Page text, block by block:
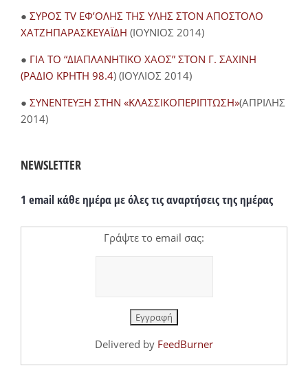
● ΣΥΡΟΣ TV ΕΦ’ΟΛΗΣ ΤΗΣ ΥΛΗΣ ΣΤΟΝ ΑΠΟΣΤΟΛΟ
ΧΑΤΖΗΠΑΡΑΣΚΕΥΑΪΔΗ (ΙΟΥΝΙΟΣ 2014)
● ΓΙΑ ΤΟ “ΔΙΑΠΛΑΝΗΤΙΚΟ ΧΑΟΣ” ΣΤΟΝ Γ. ΣΑΧΙΝΗ
(ΡΑΔΙΟ ΚΡΗΤΗ 98.4) (ΙΟΥΛΙΟΣ 2014)
● ΣΥΝΕΝΤΕΥΞΗ ΣΤΗΝ «ΚΛΑΣΣΙΚΟΠΕΡΙΠΤΩΣΗ»(ΑΠΡΙΛΗΣ
2014)
NEWSLETTER
1 email κάθε ημέρα με όλες τις αναρτήσεις της ημέρας
Γράψτε το email σας:
Delivered by FeedBurner